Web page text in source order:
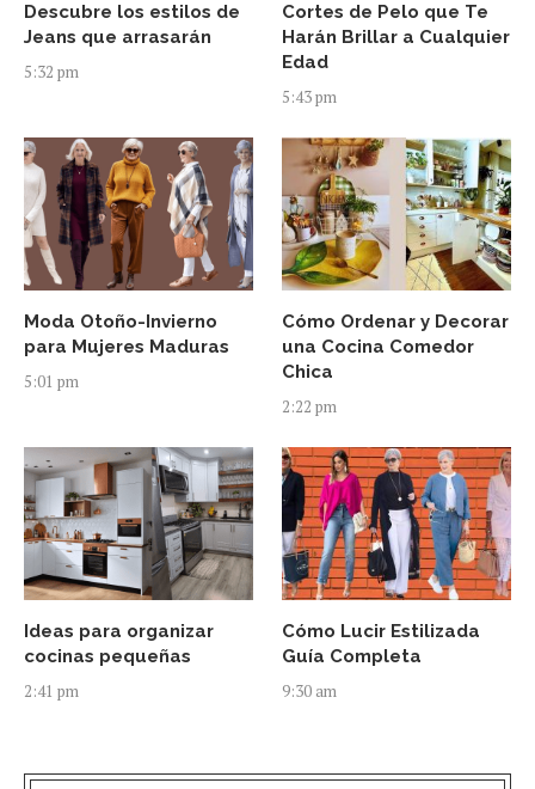
Descubre los estilos de
Jeans que arrasarán
5:32 pm
Cortes de Pelo que Te
Harán Brillar a Cualquier
Edad
5:43 pm
Moda Otoño-Invierno
para Mujeres Maduras
5:01 pm
Cómo Ordenar y Decorar
una Cocina Comedor
Chica
2:22 pm
Ideas para organizar
cocinas pequeñas
2:41 pm
Cómo Lucir Estilizada
Guía Completa
9:30 am